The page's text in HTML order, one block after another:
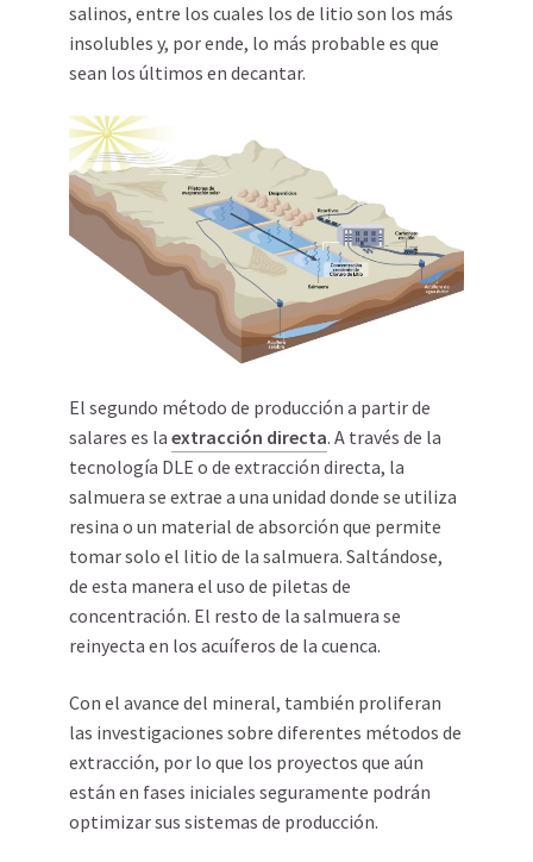
salinos, entre los cuales los de litio son los más
insolubles y, por ende, lo más probable es que
sean los últimos en decantar.
El segundo método de producción a partir de
salares es la extracción directa. A través de la
tecnología DLE o de extracción directa, la
salmuera se extrae a una unidad donde se utiliza
resina o un material de absorción que permite
tomar solo el litio de la salmuera. Saltándose,
de esta manera el uso de piletas de
concentración. El resto de la salmuera se
reinyecta en los acuíferos de la cuenca.
Con el avance del mineral, también proliferan
las investigaciones sobre diferentes métodos de
extracción, por lo que los proyectos que aún
están en fases iniciales seguramente podrán
optimizar sus sistemas de producción.